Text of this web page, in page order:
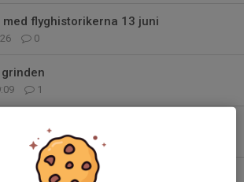
flyghistorikerna 13 juni
0
1
0